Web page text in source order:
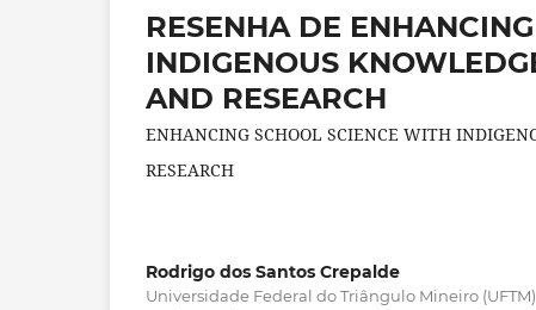
RESENHA DE
INDIGENOUS
AND RESEARCH
ENHANCING SCHOOL SCIENCE WITH
RESEARCH
Rodrigo dos Santos Crepalde
Universidade Federal do Triângulo Mineiro (UFTM)